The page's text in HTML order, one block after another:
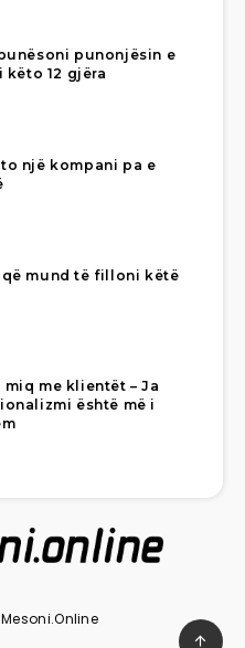
punonjësin e
këto 12 gjëra
një kompani pa e
që mund të filloni këtë
miq me klientët – Ja
është më i